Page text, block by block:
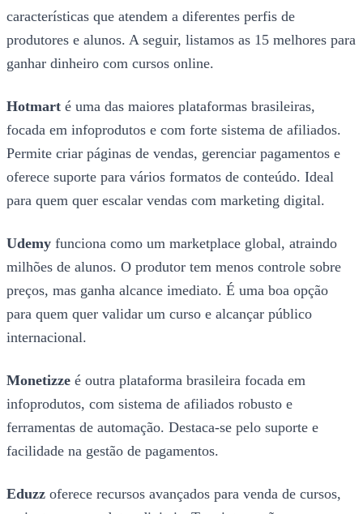
características que atendem a diferentes perfis de
produtores e alunos. A seguir, listamos as 15 melhores para
ganhar dinheiro com cursos online.
Hotmart é uma das maiores plataformas brasileiras,
focada em infoprodutos e com forte sistema de afiliados.
Permite criar páginas de vendas, gerenciar pagamentos e
oferece suporte para vários formatos de conteúdo. Ideal
para quem quer escalar vendas com marketing digital.
Udemy funciona como um marketplace global, atraindo
milhões de alunos. O produtor tem menos controle sobre
preços, mas ganha alcance imediato. É uma boa opção
para quem quer validar um curso e alcançar público
internacional.
Monetizze é outra plataforma brasileira focada em
infoprodutos, com sistema de afiliados robusto e
ferramentas de automação. Destaca-se pelo suporte e
facilidade na gestão de pagamentos.
Eduzz oferece recursos avançados para venda de cursos,